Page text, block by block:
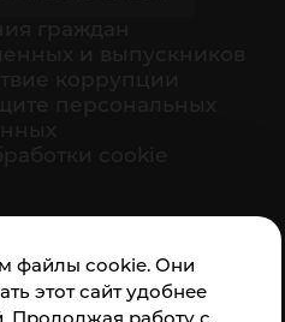
файлы cookie. Они
этот сайт удобнее